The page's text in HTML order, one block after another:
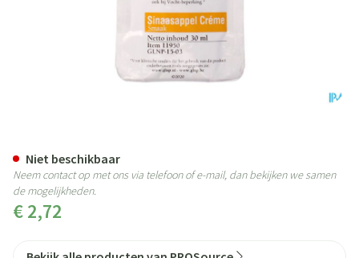
€ 2,72
Niet beschikbaar
Neem contact op met ons via telefoon of e-mail, dan bekijken we samen
de mogelijkheden.